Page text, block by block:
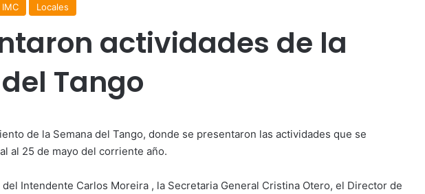
IMC Locales
actividades de la
Tango
de la Semana del Tango, donde se presentaron las actividades que se
al 25 de mayo del corriente año.
Intendente Carlos Moreira , la Secretaria General Cristina Otero, el Director de